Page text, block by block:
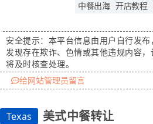
中餐出海 开店教程
安全提示： 本平台信息由用户自行发
发现存在欺诈、色情或其他违规内容，
将及时核查处理。
给网站管理员留言
Texas 美式中餐转让